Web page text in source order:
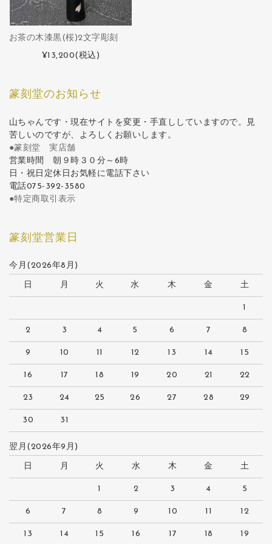
お茶の木漆黒(桜)2文字彫刻
¥13,200(税込)
篆刻堂のお知らせ
山ちゃんです・現在サイトを変更・手直ししていますので。見
苦しいのですが、よろしくお願いします。
●篆刻堂 実店舗
営業時間 朝９時３０分～6時
日・祝日定休日お気軽に電話下さい
電話075-392-3580
●特定商取引表示
篆刻堂営業日
今月(2026年8月)
日 月 火 水 木 金 土
1
2 3 4 5 6 7 8
9 10 11 12 13 14 15
16 17 18 19 20 21 22
23 24 25 26 27 28 29
30 31
翌月(2026年9月)
日 月 火 水 木 金 土
1 2 3 4 5
6 7 8 9 10 11 12
13 14 15 16 17 18 19